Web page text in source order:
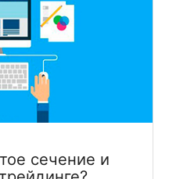
сечение и